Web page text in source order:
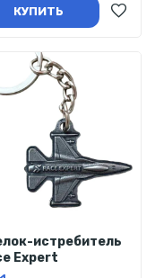
КУПИТЬ
истребитель
Expert